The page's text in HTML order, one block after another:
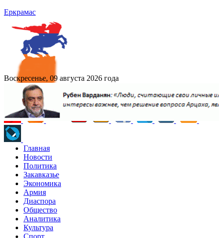
Еркрамас
Воскресенье, 09 августа 2026 года
Главная
Новости
Политика
Закавказье
Экономика
Армия
Диаспора
Общество
Аналитика
Культура
Спорт